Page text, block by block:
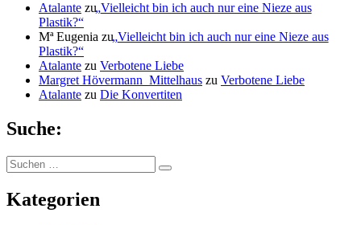
Atalante zu
„Vielleicht bin ich auch nur eine Nieze aus
Plastik?“
Mª Eugenia zu
„Vielleicht bin ich auch nur eine Nieze aus
Plastik?“
Atalante zu Verbotene Liebe
Margret Hövermann_Mittelhaus zu Verbotene Liebe
Atalante zu Die Konvertiten
Suche:
Suchen
nach:
Suchen
Kategorien